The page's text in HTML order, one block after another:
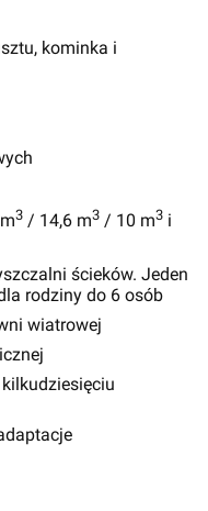
kominka i
3 / 14,6 m3 / 10 m3 i
ścieków. Jeden
rodziny do 6 osób
wiatrowej